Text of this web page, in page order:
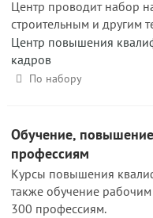
Центр проводит набор
строительным и другим
Центр повышения
кадров
По набору
Обучение,
профессиям
Курсы повышения
также обучение
300 профессиям.